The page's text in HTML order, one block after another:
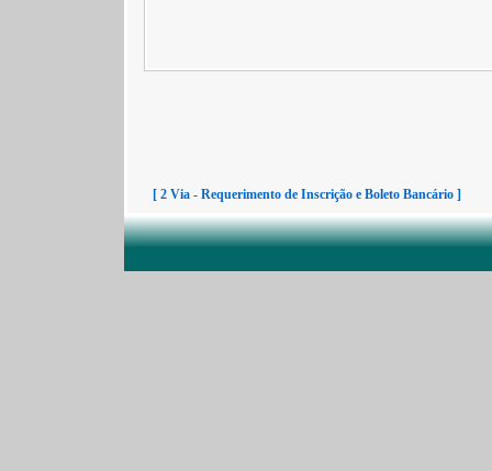
[ 2 Via - Requerimento de Inscrição e Boleto Bancário ]